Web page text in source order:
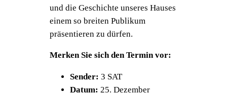
und die Geschichte unseres Hauses
einem so breiten Publikum
präsentieren zu dürfen.
Merken Sie sich den Termin vor:
Sender: 3 SAT
Datum: 25. Dezember